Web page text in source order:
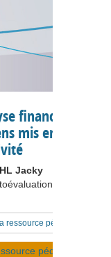
financière -
mis en œuvre
Jacky
étude de
ressource pédagogique
pédagogique